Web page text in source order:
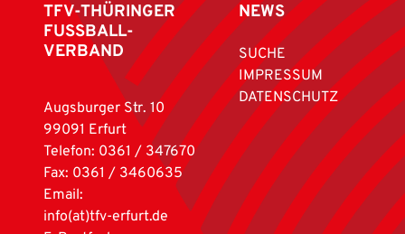
TFV-THÜRINGER
FUSSBALL-
VERBAND
Augsburger Str. 10
99091 Erfurt
Telefon: 0361 / 347670
Fax: 0361 / 3460635
Email:
info(at)tfv-erfurt.de
NEWS
SUCHE
IMPRESSUM
DATENSCHUTZ